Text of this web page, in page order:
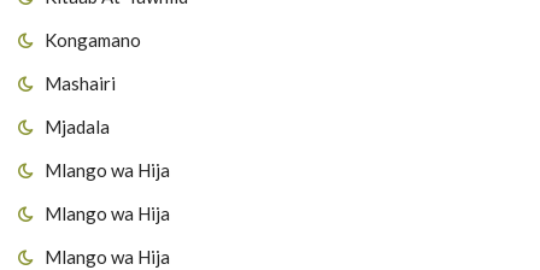
Kongamano
Mashairi
Mjadala
Mlango wa Hija
Mlango wa Hija
Mlango wa Hija